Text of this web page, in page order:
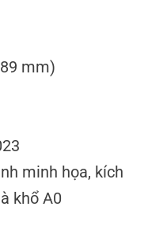
mm)
minh họa, kích
khổ A0